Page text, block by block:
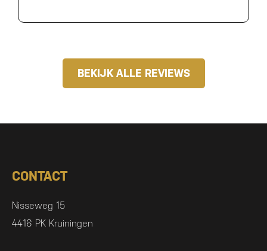
BEKIJK ALLE REVIEWS
CONTACT
Nisseweg 15
4416 PK Kruiningen